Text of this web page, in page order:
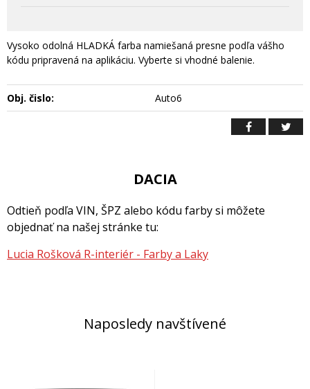
Vysoko odolná HLADKÁ farba namiešaná presne podľa vášho
kódu pripravená na aplikáciu. Vyberte si vhodné balenie.
Obj. čislo: Auto6
DACIA
Odtieň podľa VIN, ŠPZ alebo kódu farby si môžete
objednať na našej stránke tu:
Lucia Rošková R-interiér - Farby a Laky
Naposledy navštívené